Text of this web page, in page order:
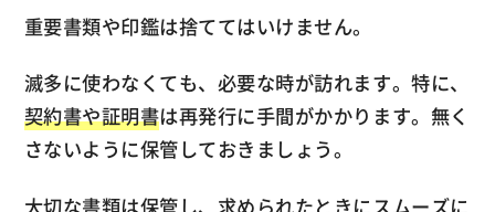
重要書類や印鑑は捨ててはいけません。
滅多に使わなくても、必要な時が訪れます。特に、
契約書や証明書は再発行に手間がかかります。無く
さないように保管しておきましょう。